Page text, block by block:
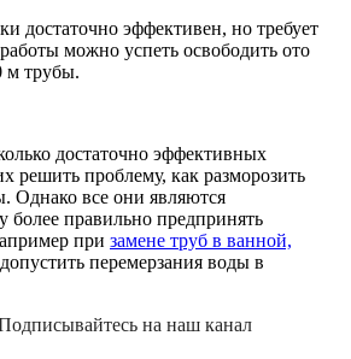
достаточно эффективен, но требует
можно успеть освободить ото
м трубы.
достаточно эффективных
решить проблему, как разморозить
Однако все они являются
более правильно предпринять
при замене труб в ванной,
перемерзания воды в
на наш канал